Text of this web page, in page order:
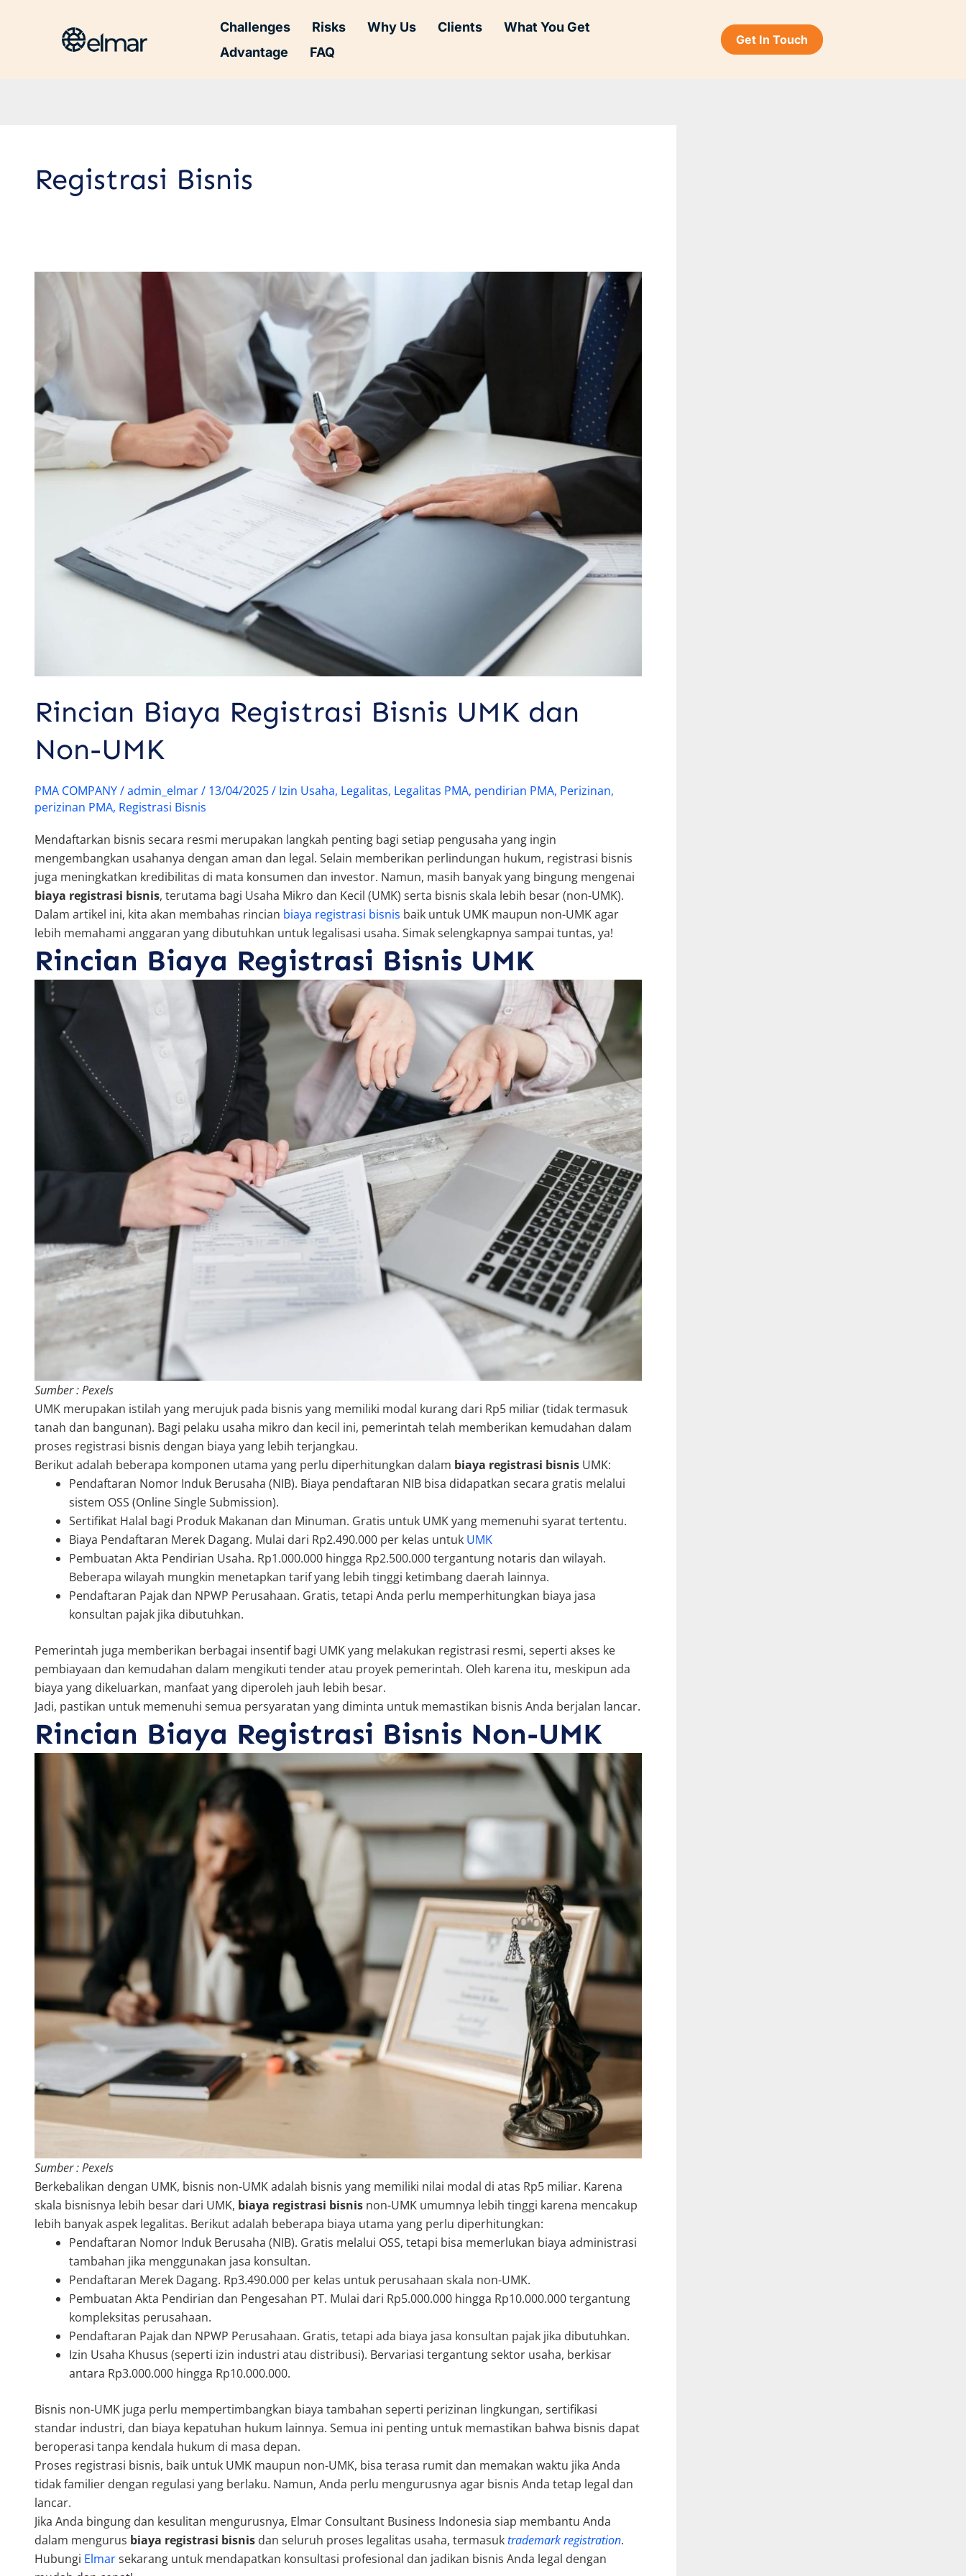
Challenges Risks Why Us Clients
What You Get
Advantage
FAQ
Get In Touch
Registrasi Bisnis
Rincian Biaya Registrasi Bisnis UMK dan
Non-UMK
PMA COMPANY/admin_elmar/ 13/04/2025/ Izin Usaha, Legalitas, Legalitas PMA, pendirian PMA, Perizinan,
perizinan PMA, Registrasi Bisnis
Mendaftarkan bisnis secara resmi merupakan langkah penting bagi setiap pengusaha yang ingin
mengembangkan usahanya dengan aman dan legal. Selain memberikan perlindungan hukum, registrasi bisnis
juga meningkatkan kredibilitas di mata konsumen dan investor. Namun, masih banyak yang bingung mengenai
biaya registrasi bisnis, terutama bagi Usaha Mikro dan Kecil (UMK) serta bisnis skala lebih besar (non-UMK).
Dalam artikel ini, kita akan membahas rincian biaya registrasi bisnis baik untuk UMK maupun non-UMK agar
lebih memahami anggaran yang dibutuhkan untuk legalisasi usaha. Simak selengkapnya sampai tuntas, ya!
Rincian Biaya Registrasi Bisnis UMK
Sumber : Pexels
UMK merupakan istilah yang merujuk pada bisnis yang memiliki modal kurang dari Rp5 miliar (tidak termasuk
tanah dan bangunan). Bagi pelaku usaha mikro dan kecil ini, pemerintah telah memberikan kemudahan dalam
proses registrasi bisnis dengan biaya yang lebih terjangkau.
Berikut adalah beberapa komponen utama yang perlu diperhitungkan dalam biaya registrasi bisnis UMK:
Pendaftaran Nomor Induk Berusaha (NIB). Biaya pendaftaran NIB bisa didapatkan secara gratis melalui
sistem OSS (Online Single Submission).
Sertifikat Halal bagi Produk Makanan dan Minuman. Gratis untuk UMK yang memenuhi syarat tertentu.
Biaya Pendaftaran Merek Dagang. Mulai dari Rp2.490.000 per kelas untuk UMK
Pembuatan Akta Pendirian Usaha. Rp1.000.000 hingga Rp2.500.000 tergantung notaris dan wilayah.
Beberapa wilayah mungkin menetapkan tarif yang lebih tinggi ketimbang daerah lainnya.
Pendaftaran Pajak dan NPWP Perusahaan. Gratis, tetapi Anda perlu memperhitungkan biaya jasa
konsultan pajak jika dibutuhkan.
Pemerintah juga memberikan berbagai insentif bagi UMK yang melakukan registrasi resmi, seperti akses ke
pembiayaan dan kemudahan dalam mengikuti tender atau proyek pemerintah. Oleh karena itu, meskipun ada
biaya yang dikeluarkan, manfaat yang diperoleh jauh lebih besar.
Jadi, pastikan untuk memenuhi semua persyaratan yang diminta untuk memastikan bisnis Anda berjalan lancar.
Rincian Biaya Registrasi Bisnis Non-UMK
Sumber : Pexels
Berkebalikan dengan UMK, bisnis non-UMK adalah bisnis yang memiliki nilai modal di atas Rp5 miliar. Karena
skala bisnisnya lebih besar dari UMK, biaya registrasi bisnis non-UMK umumnya lebih tinggi karena mencakup
lebih banyak aspek legalitas. Berikut adalah beberapa biaya utama yang perlu diperhitungkan:
Pendaftaran Nomor Induk Berusaha (NIB). Gratis melalui OSS, tetapi bisa memerlukan biaya administrasi
tambahan jika menggunakan jasa konsultan.
Pendaftaran Merek Dagang. Rp3.490.000 per kelas untuk perusahaan skala non-UMK.
Pembuatan Akta Pendirian dan Pengesahan PT. Mulai dari Rp5.000.000 hingga Rp10.000.000 tergantung
kompleksitas perusahaan.
Pendaftaran Pajak dan NPWP Perusahaan. Gratis, tetapi ada biaya jasa konsultan pajak jika dibutuhkan.
Izin Usaha Khusus (seperti izin industri atau distribusi). Bervariasi tergantung sektor usaha, berkisar
antara Rp3.000.000 hingga Rp10.000.000.
Bisnis non-UMK juga perlu mempertimbangkan biaya tambahan seperti perizinan lingkungan, sertifikasi
standar industri, dan biaya kepatuhan hukum lainnya. Semua ini penting untuk memastikan bahwa bisnis dapat
beroperasi tanpa kendala hukum di masa depan.
Proses registrasi bisnis, baik untuk UMK maupun non-UMK, bisa terasa rumit dan memakan waktu jika Anda
tidak familier dengan regulasi yang berlaku. Namun, Anda perlu mengurusnya agar bisnis Anda tetap legal dan
lancar.
Jika Anda bingung dan kesulitan mengurusnya, Elmar Consultant Business Indonesia siap membantu Anda
dalam mengurus biaya registrasi bisnis dan seluruh proses legalitas usaha, termasuktrademark registration.
Hubungi Elmarsekarang untuk mendapatkan konsultasi profesional dan jadikan bisnis Anda legal dengan
Rincian
Registrasi
UMK
Non-
UMK